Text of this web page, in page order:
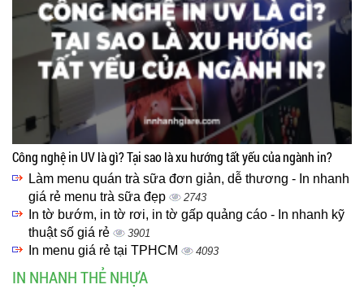
Công nghệ in UV là gì? Tại sao là xu hướng tất yếu của ngành in?
Làm menu quán trà sữa đơn giản, dễ thương - In nhanh
giá rẻ menu trà sữa đẹp
2743
In tờ bướm, in tờ rơi, in tờ gấp quảng cáo - In nhanh kỹ
thuật số giá rẻ
3901
In menu giá rẻ tại TPHCM 4093
IN NHANH THẺ NHỰA